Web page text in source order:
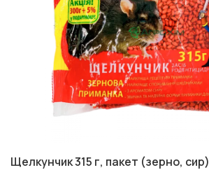
Щелкунчик 315 г, пакет (зерно, сир)